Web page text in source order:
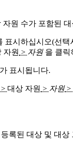
원 수가 포함된
표시하십시오(선택
자원 > 자원을 클릭
표시됩니다.
> 대상 자원 > 자원>
록된 대상 및 대